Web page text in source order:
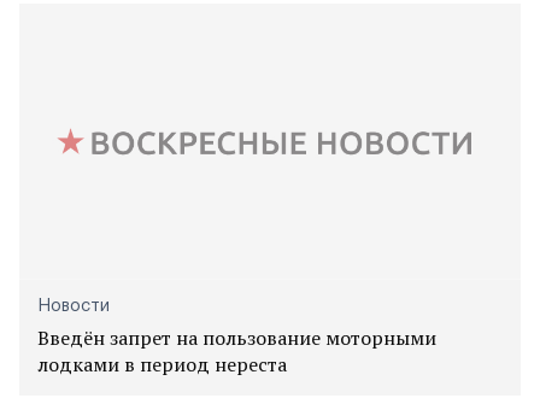
Новости
Введён запрет на пользование моторными
лодками в период нереста